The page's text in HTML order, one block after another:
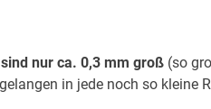
nur ca. 0,3 mm groß(so
in jede noch so kleine